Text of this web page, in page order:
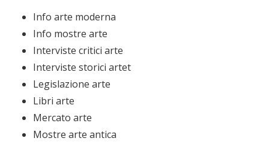
Info arte moderna
Info mostre arte
Interviste critici arte
Interviste storici artet
Legislazione arte
Libri arte
Mercato arte
Mostre arte antica